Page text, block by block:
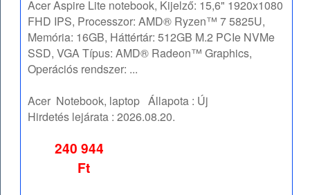
Acer Aspire Lite notebook, Kijelző: 15,6" 1920x1080
FHD IPS, Processzor: AMD® Ryzen™ 7 5825U,
Memória: 16GB, Háttértár: 512GB M.2 PCIe NVMe
SSD, VGA Típus: AMD® Radeon™ Graphics,
Operációs rendszer: ...
Acer Notebook, laptop Állapota : Új
Hirdetés lejárata :2026.08.20.
240 944
Ft